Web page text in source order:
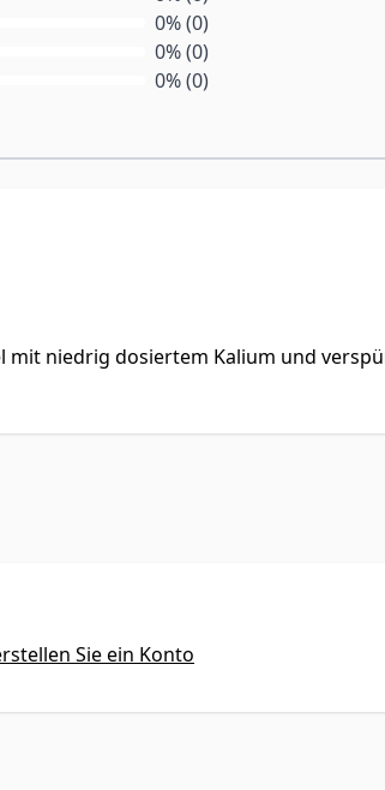
0% (0)
0% (0)
0% (0)
mit niedrig dosiertem Kalium und
Sie ein Konto